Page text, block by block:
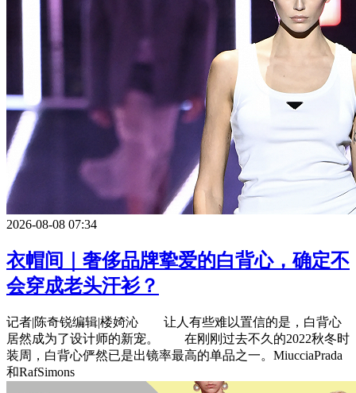
2026-08-08 07:34
衣帽间｜奢侈品牌挚爱的白背心，确定不
会穿成老头汗衫？
记者|陈奇锐编辑|楼婍沁 让人有些难以置信的是，白背心
居然成为了设计师的新宠。 在刚刚过去不久的2022秋冬时
装周，白背心俨然已是出镜率最高的单品之一。MiucciaPrada
和RafSimons